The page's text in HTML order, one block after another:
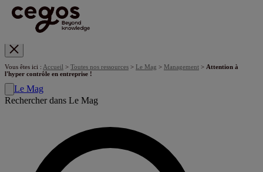
Vous êtes ici : Accueil > Toutes nos ressources > Le Mag > Management > Attention à
l'hyper contrôle en entreprise !
Le Mag
Rechercher dans Le Mag